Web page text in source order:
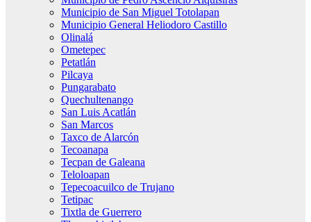
Municipio de San Miguel Totolapan
Municipio General Heliodoro Castillo
Olinalá
Ometepec
Petatlán
Pilcaya
Pungarabato
Quechultenango
San Luis Acatlán
San Marcos
Taxco de Alarcón
Tecoanapa
Tecpan de Galeana
Teloloapan
Tepecoacuilco de Trujano
Tetipac
Tixtla de Guerrero